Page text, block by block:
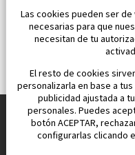
Construimos y vendemos
Las cookies pueden ser
necesarias para que
necesitan de tu
El resto de cookies
personalizarla en base a
publicidad ajustada a
personales. Puedes
botón ACEPTAR,
configurarlas clicando